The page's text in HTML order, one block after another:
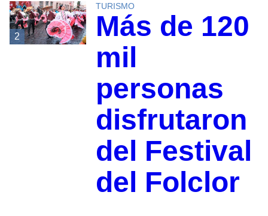
2
TURISMO
Más de 120
mil
personas
disfrutaron
del Festival
del Folclor